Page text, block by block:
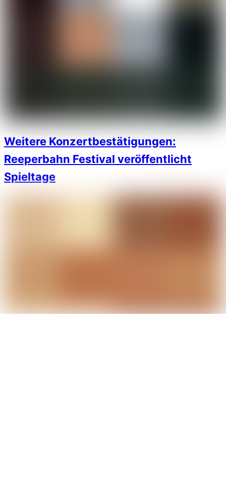
Weitere Konzertbestätigungen:
Reeperbahn Festival veröffentlicht
Spieltage